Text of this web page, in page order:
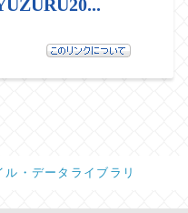
・データライブラリ